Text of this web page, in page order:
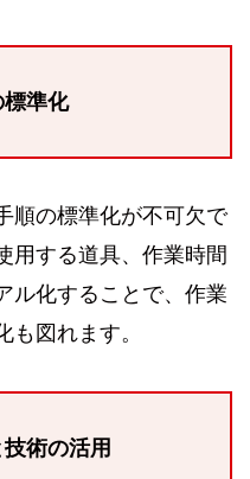
標準化
順の標準化が不可欠で
用する道具、作業時間
ル化することで、作業
図れます。
術の活用